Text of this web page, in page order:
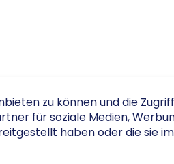
zu können und die
für soziale Medien,
haben oder die sie